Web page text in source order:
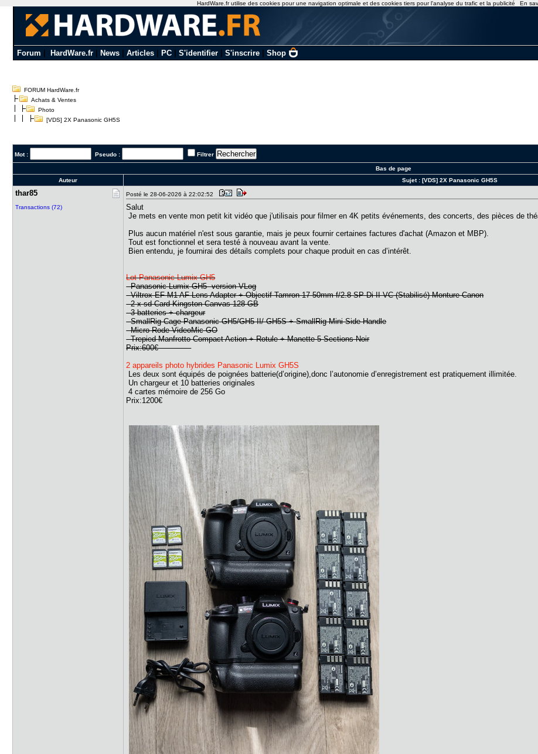
Forum HardWare.fr| News| Articles| PC| S'identifier| S'inscrire| Shop
FORUM HardWare.fr
Achats & Ventes
Photo
[VDS] 2X Panasonic GH5S
Mot : Pseudo : Filtrer
Bas de page
Auteur
Sujet :[VDS] 2X Panasonic GH5S
thar85
Transactions (72)
Posté le 28-06-2026 à 22:02:52
Salut
Je mets en vente mon petit kit vidéo que j'utilisais pour filmer en 4K petits événements, des concerts, des pièces de
Plus aucun matériel n'est sous garantie, mais je peux fournir certaines factures d'achat (Amazon et MBP).
Tout est fonctionnel et sera testé à nouveau avant la vente.
Bien entendu, je fournirai des détails complets pour chaque produit en cas d’intérêt.
Lot Panasonic Lumix GH5
Panasonic Lumix GH5 version VLog
Viltrox EF-M1 AF Lens Adapter + Objectif Tamron 17-50mm f/2.8 SP Di II VC (Stabilisé) Monture Canon
2 x sd Card Kingston Canvas 128 GB
3 batteries + chargeur
SmallRig Cage Panasonic GH5/GH5 II/ GH5S + SmallRig Mini Side Handle
Micro Rode VideoMic GO
Trepied Manfrotto Compact Action + Rotule + Manette 5 Sections Noir
Prix:600€
2 appareils photo hybrides Panasonic Lumix GH5S
Les deux sont équipés de poignées batterie(d’origine),donc l’autonomie d’enregistrement est pratiquement illimitée.
Un chargeur et 10 batteries originales
4 cartes mémoire de 256 Go
Prix:1200€
HardWare.fr utilise des cookies pour une navigation optimale et des cookies tiers pour l'analyse du trafic et la publicité En